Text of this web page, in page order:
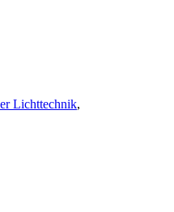
Lichttechnik,